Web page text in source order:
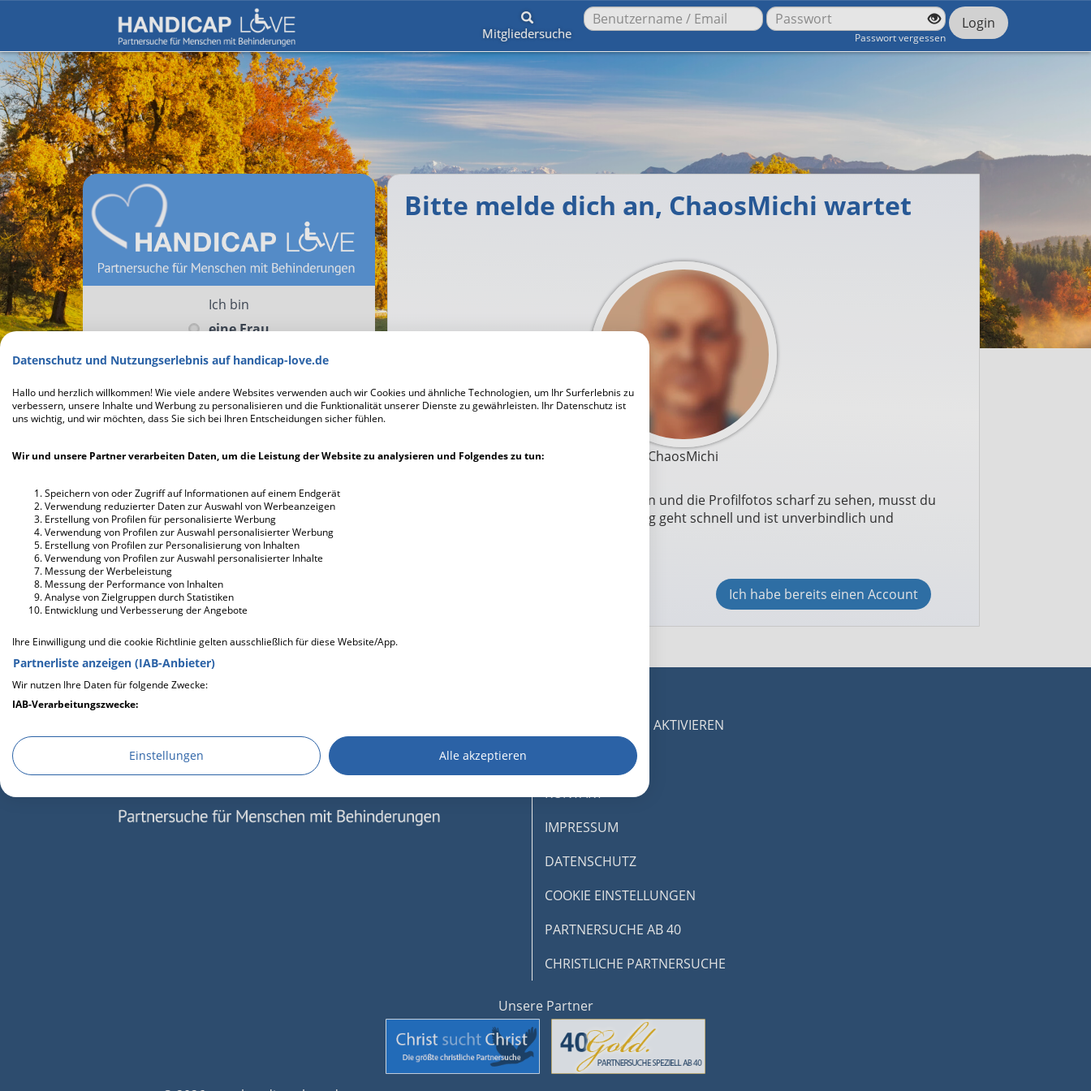
Datenschutz und Nutzungserlebnis auf handicap-love.de
Hallo und herzlich willkommen! Wie viele andere Websites verwenden auch wir Cookies und ähnliche Technologien, um Ihr Surferlebnis zu
verbessern, unsere Inhalte und Werbung zu personalisieren und die Funktionalität unserer Dienste zu gewährleisten. Ihr Datenschutz ist
uns wichtig, und wir möchten, dass Sie sich bei Ihren Entscheidungen sicher fühlen.
Wir und unsere Partner verarbeiten Daten, um die Leistung der Website zu analysieren und Folgendes zu tun:
Speichern von oder Zugriff auf Informationen auf einem Endgerät
Verwendung reduzierter Daten zur Auswahl von Werbeanzeigen
Erstellung von Profilen für personalisierte Werbung
Verwendung von Profilen zur Auswahl personalisierter Werbung
Erstellung von Profilen zur Personalisierung von Inhalten
Verwendung von Profilen zur Auswahl personalisierter Inhalte
Messung der Werbeleistung
Messung der Performance von Inhalten
Analyse von Zielgruppen durch Statistiken
Entwicklung und Verbesserung der Angebote
Ihre Einwilligung und die cookie Richtlinie gelten ausschließlich für diese Website/App.
Partnerliste anzeigen (IAB-Anbieter)
Wir nutzen Ihre Daten für folgende Zwecke:
IAB-Verarbeitungszwecke:
Verwendung reduzierter Daten zur Auswahl von Werbeanzeigen
Erstellung von Profilen für personalisierte Werbung
Einstellungen Alle akzeptieren
Passwort vergessen
Login
Mitgliedersuche
Ich bin
eine Frau
Kostenlos registrieren
lassen, beiHandicap-Loveeinen Partner zu
finden, der dich so nimmt wie du bist?“
Bitte melde dich an, ChaosMichi wartet
ChaosMichi
Um mit ChaosMichi in Kontakt zu treten und die Profilfotos scharf zu sehen, musst du
dich zuerst registrieren. Die Anmeldung geht schnell und ist unverbindlich und
Ich habe bereits einen Account
DESKTOPMODUS AKTIVIEREN
KONTAKT
IMPRESSUM
DATENSCHUTZ
COOKIE EINSTELLUNGEN
PARTNERSUCHE AB 40
CHRISTLICHE PARTNERSUCHE
Unsere Partner